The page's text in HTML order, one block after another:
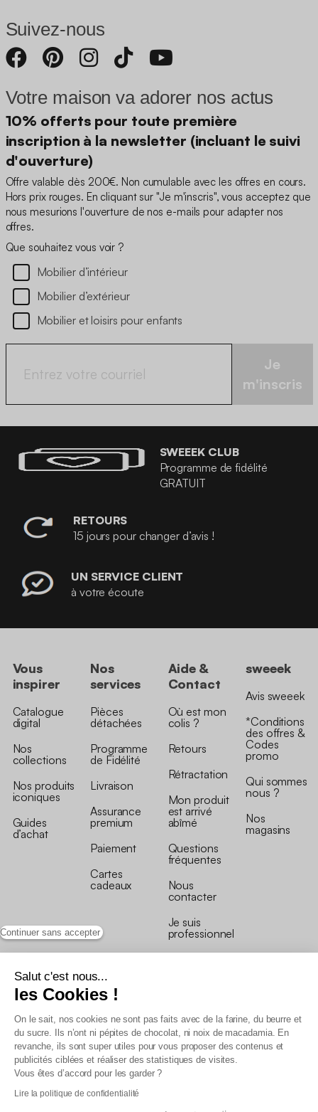
Continuer sans accepter
Salut c'est nous...
les Cookies !
On le sait, nos cookies ne sont pas faits avec de la farine, du beurre et
du sucre. Ils n’ont ni pépites de chocolat, ni noix de macadamia. En
revanche, ils sont super utiles pour vous proposer des contenus et
publicités ciblées et réaliser des statistiques de visites.
Vous êtes d’accord pour les garder ?
Lire la politique de confidentialité
Suivez-nous
Votre maison va adorer nos actus
10% offerts pour toute première
inscription à la newsletter (incluant le suivi
d'ouverture)
Offre valable dès 200€. Non cumulable avec les offres en cours.
Hors prix rouges. En cliquant sur "Je m'inscris", vous acceptez que
nous mesurions l'ouverture de nos e-mails pour adapter nos
offres.
Que souhaitez vous voir ?
Mobilier d’intérieur
Mobilier d’extérieur
Mobilier et loisirs pour enfants
Je
m'inscris
SWEEEK CLUB
Programme de fidélité
GRATUIT
RETOURS
15 jours pour changer d’avis !
UN SERVICE CLIENT
à votre écoute
Vous
inspirer
Catalogue
digital
Nos
collections
Nos produits
iconiques
Guides
d’achat
Nos
services
Pièces
détachées
Programme
de Fidélité
Livraison
Assurance
premium
Paiement
Cartes
cadeaux
Aide &
Contact
Où est mon
colis ?
Retours
Rétractation
Mon produit
est arrivé
abîmé
Questions
fréquentes
Nous
contacter
Je suis
professionnel
sweeek
Avis sweeek
*Conditions
des offres &
Codes
promo
Qui sommes
nous ?
Nos
magasins
Conditions générales de vente
Conditions générales du programme de fidélité
Charte de données personnelles
Conditions générales de vente Pro
Déclaration d’accessibilité